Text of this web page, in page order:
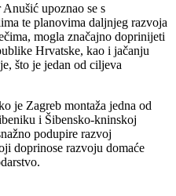
upoznao se s
te planovima daljnjeg razvoja
mogla značajno doprinijeti
Hrvatske, kao i jačanju
što je jedan od ciljeva
je Zagreb montaža jedna od
i Šibensko-kninskoj
podupire razvoj
doprinose razvoju domaće